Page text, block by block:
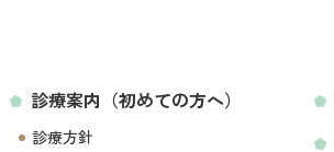
診療案内（初めての方へ）
診療方針